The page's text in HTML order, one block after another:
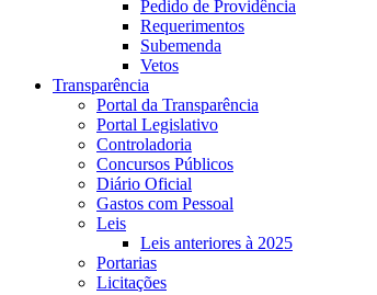
Pedido de Providência
Requerimentos
Subemenda
Vetos
Transparência
Portal da Transparência
Portal Legislativo
Controladoria
Concursos Públicos
Diário Oficial
Gastos com Pessoal
Leis
Leis anteriores à 2025
Portarias
Licitações